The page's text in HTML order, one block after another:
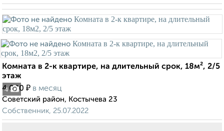
4
Комната в 2-к квартире, на длительный срок, 18м², 2/5
этаж
4 000 ₽ в месяц
Советский район, Костычева 23
Собственник, 25.07.2022